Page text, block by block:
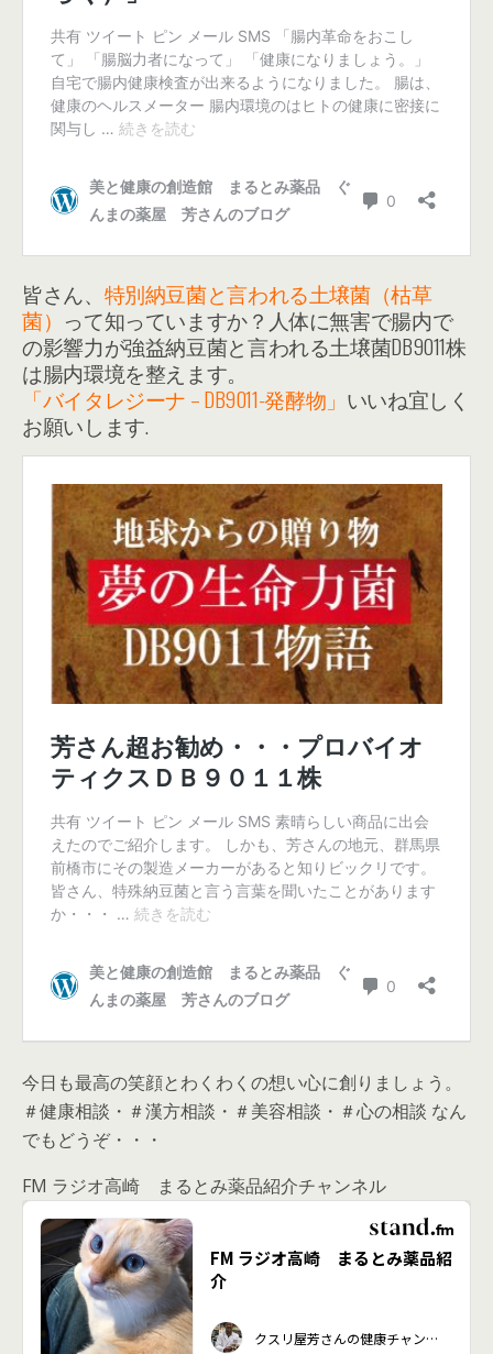
皆さん、 特別納豆菌と言われる土壌菌（枯草
菌） って知っていますか？人体に無害で腸内で
の影響力が強益納豆菌と言われる土壌菌DB9011株
は腸内環境を整えます。
「バイタレジーナ – DB9011-発酵物」 いいね宜しく
お願いします.
今日も最高の笑顔とわくわくの想い心に創りましょう。
＃健康相談・＃漢方相談・＃美容相談・＃心の相談 なん
でもどうぞ・・・
FM ラジオ高崎 まるとみ薬品紹介チャンネル